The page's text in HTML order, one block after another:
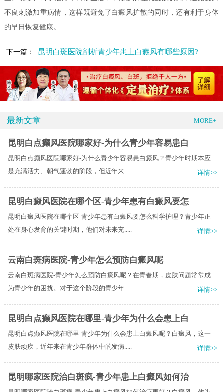
不良刺激加重病情，这样既避免了白癜风扩散的同时，还有利于身体
的早日恢复健康。
下一篇： 昆明白斑医院剖析青少年患上白癜风有哪些原因?
最新文章 MORE+
昆明白点癫风医院哪家好-为什么青少年容易患白
昆明白点癫风医院哪家好-为什么青少年容易患白癜风？青少年时期本应
是充满活力、朝气蓬勃的阶段，但近年来.....
详情>>
昆明白癜风医院在哪个区-青少年患有白癜风要怎
昆明白癜风医院在哪个区-青少年患有白癜风要怎么科学护理？青少年正
处在身心发育的关键时期，他们对未来充.....
详情>>
云南白斑病医院-青少年怎么预防白癜风呢
云南白斑病医院-青少年怎么预防白癜风呢？在青春期，皮肤问题常常成
为青少年的困扰。对于这个阶段的青少年.....
详情>>
昆明白点癫风医院在哪里-青少年为什么会患上白
昆明白点癫风医院在哪里-青少年为什么会患上白癜风呢？白癜风，这一
皮肤顽疾，近年来在青少年群体中的发病.....
详情>>
昆明哪家医院治白斑疯-青少年患上白癜风如何治